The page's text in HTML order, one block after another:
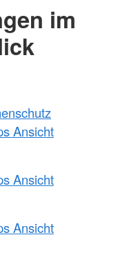
im
Ansicht
Ansicht
Ansicht